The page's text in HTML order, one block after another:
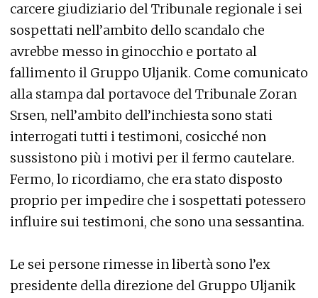
carcere giudiziario del Tribunale regionale i sei
sospettati nell’ambito dello scandalo che
avrebbe messo in ginocchio e portato al
fallimento il Gruppo Uljanik. Come comunicato
alla stampa dal portavoce del Tribunale Zoran
Srsen, nell’ambito dell’inchiesta sono stati
interrogati tutti i testimoni, cosicché non
sussistono più i motivi per il fermo cautelare.
Fermo, lo ricordiamo, che era stato disposto
proprio per impedire che i sospettati potessero
influire sui testimoni, che sono una sessantina.
Le sei persone rimesse in libertà sono l’ex
presidente della direzione del Gruppo Uljanik